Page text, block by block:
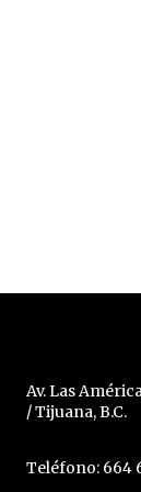
Av. Las
/ Tijuana, B.C.
Teléfono: 664